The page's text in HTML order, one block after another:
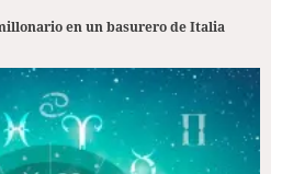
en un basurero de Italia